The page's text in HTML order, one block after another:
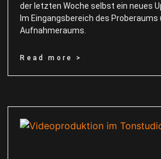
der letzten Woche selbst ein neues
Im Eingangsbereich des Proberaums
Aufnahmeraums.
Read more >